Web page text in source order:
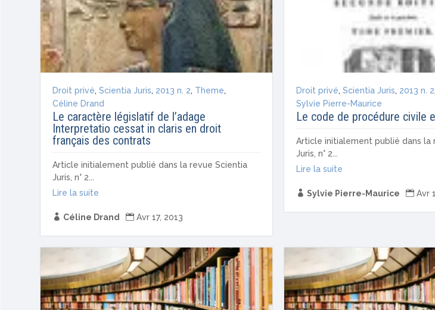
Droit privé,Scientia Juris, 2013 n. 2, Theme,
Céline Drand
Le caractère législatif de l’adage
Interpretatio cessat in claris en droit
français des contrats
Article initialement publié dans la revue Scientia
Juris, n° 2...
Lire la suite
 Céline Drand  Avr 17, 2013
Droit privé,Scientia Juris, 2013 n. 2
Sylvie Pierre-Maurice
Le code de procédure civile
Article initialement publié dans la
Juris, n° 2...
Lire la suite
 Sylvie Pierre-Maurice  Avr